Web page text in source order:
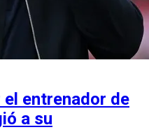
entrenador de
a su